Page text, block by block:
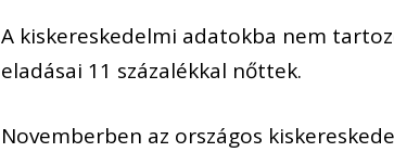
A kiskereskedelmi adatokba nem
eladásai 11 százalékkal nőttek.
Novemberben az országos